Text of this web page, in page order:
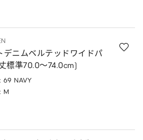
デニムベルテッドワイドパ
標準70.0～74.0cm)
69 NAVY
M